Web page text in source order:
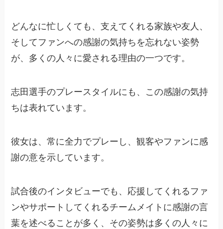
どんなに忙しくても、支えてくれる家族や友人、
そしてファンへの感謝の気持ちを忘れない姿勢
が、多くの人々に愛される理由の一つです。
志田選手のプレースタイルにも、この感謝の気持
ちは表れています。
彼女は、常に全力でプレーし、観客やファンに感
謝の意を示しています。
試合後のインタビューでも、応援してくれるファ
ンやサポートしてくれるチームメイトに感謝の言
葉を述べることが多く、その姿勢は多くの人々に